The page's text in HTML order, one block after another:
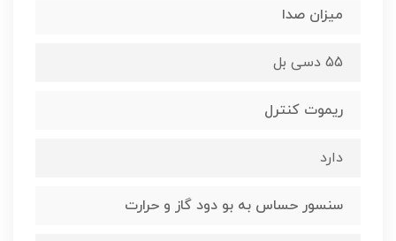
میزان صدا
55 دسی بل
ریموت کنترل
دارد
سنسور حساس به بو دود گاز و حرارت